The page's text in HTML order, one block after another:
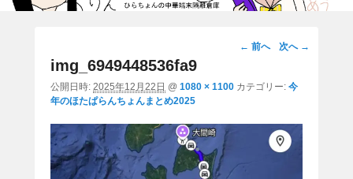
画
← 前へ 次へ →
img_6949448536fa9
公開日時: 2025年12月22日 @ 1080 × 1100 カテゴリー: 今
年のほたぱらんちょんまとめ2025